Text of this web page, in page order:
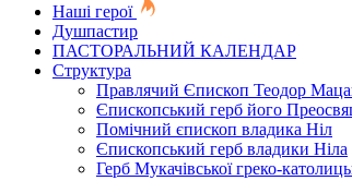
Наші герої
Душпастир
ПАСТОРАЛЬНИЙ КАЛЕНДАР
Структура
Правлячий Єпископ Теодор
Єпископський герб його
Помічний єпископ владика Ніл
Єпископський герб владики Ніла
Герб Мукачівської греко-